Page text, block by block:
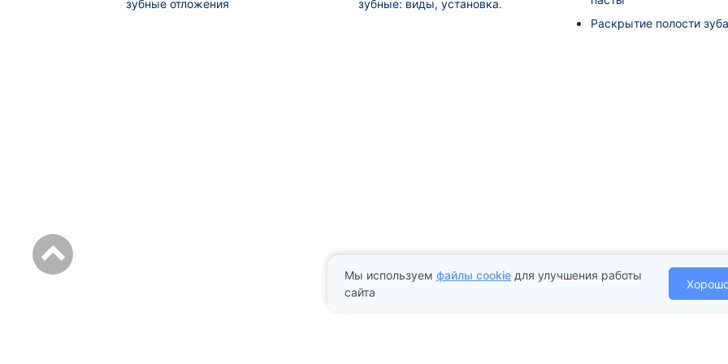
зубные отложения зубные: виды, установка.
Раскрытие полости зуба
Мы используемфайлы cookie для улучшения работы
сайта